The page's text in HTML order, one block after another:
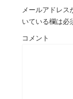
メールアドレス
いている欄は必
コメント